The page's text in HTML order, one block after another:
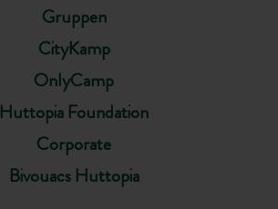
Gruppen
CityKamp
OnlyCamp
Huttopia Foundation
Corporate
Bivouacs Huttopia